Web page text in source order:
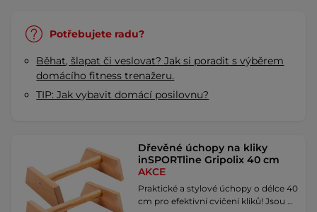
Potřebujete radu?
Běhat, šlapat či veslovat? Jak si poradit s výběrem
domácího fitness trenažeru.
TIP: Jak vybavit domácí posilovnu?
Dřevěné úchopy na kliky
inSPORTline Gripolix 40 cm
AKCE
Praktické a stylové úchopy o délce 40
cm pro efektivní cvičení kliků! Jsou …